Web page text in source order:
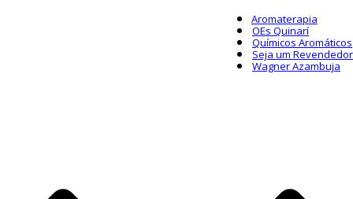
Aromaterapia
OEs Quinarí
Químicos Aromáticos
Seja um Revendedor
Wagner Azambuja